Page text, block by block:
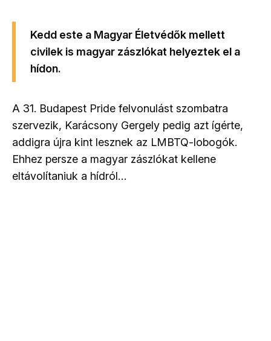
Kedd este a Magyar Életvédők mellett
civilek is magyar zászlókat helyeztek el a
hídon.
A 31. Budapest Pride felvonulást szombatra
szervezik, Karácsony Gergely pedig azt ígérte,
addigra újra kint lesznek az LMBTQ-lobogók.
Ehhez persze a magyar zászlókat kellene
eltávolítaniuk a hídról…